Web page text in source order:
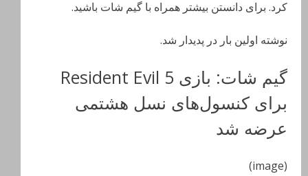
کرد. برای دانستن بیشتر همراه با گیم شات باشید.
نوشته اولین بار در پدیدار شد.
گیم شات: بازی Resident Evil 5
برای کنسول‌های نسل هشتمی
عرضه شد
(image)